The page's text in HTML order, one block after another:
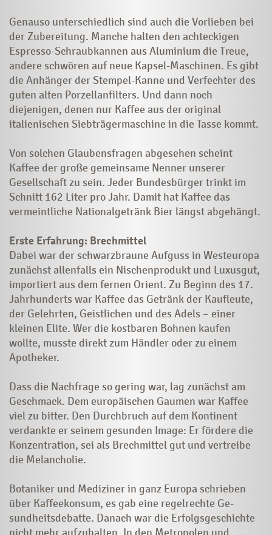
Genauso unterschiedlich sind auch die Vorlieben bei
der Zubereitung. Manche halten den achteckigen
Espresso-Schraubkannen aus Aluminium die Treue,
andere schwören auf neue Kapsel-Maschinen. Es gibt
die Anhänger der Stempel-Kanne und Verfechter des
guten alten Porzellanfilters. Und dann noch
diejenigen, denen nur Kaffee aus der original
italienischen Siebträgermaschine in die Tasse kommt.
Von solchen Glaubensfragen abgesehen scheint
Kaffee der große gemeinsame Nenner unserer
Gesellschaft zu sein. Jeder Bundesbürger trinkt im
Schnitt 162 Liter pro Jahr. Damit hat Kaffee das
vermeintliche Nationalgetränk Bier längst abgehängt.
Erste Erfahrung: Brechmittel
Dabei war der schwarzbraune Aufguss in Westeuropa
zunächst allenfalls ein Nischenprodukt und Luxusgut,
importiert aus dem fernen Orient. Zu Beginn des 17.
Jahrhunderts war Kaffee das Getränk der Kaufleute,
der Gelehrten, Geistlichen und des Adels – einer
kleinen Elite. Wer die kostbaren Bohnen kaufen
wollte, musste direkt zum Händler oder zu einem
Apotheker.
Dass die Nachfrage so gering war, lag zunächst am
Geschmack. Dem euro­­päischen Gaumen war Kaffee
viel zu bitter. Den Durchbruch auf dem Kontinent
verdankte er seinem gesunden Image: Er fördere die
Konzentration, sei als Brechmittel gut und vertreibe
die Melancholie.
Botaniker und Mediziner in ganz Europa schrieben
über Kaffeekonsum, es gab eine regelrechte Ge­
sundheits­debatte. Danach war die Erfolgsgeschichte
nicht mehr auf­zuhalten. In den Metropolen und